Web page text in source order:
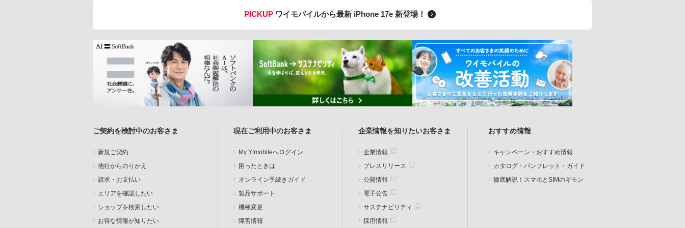
PICKUP ワイモバイルから最新 iPhone 17e 新登場！
ご契約を検討中のお客さま
新規ご契約
他社からのりかえ
請求・お支払い
エリアを確認したい
ショップを検索したい
お得な情報が知りたい
現在ご利用中のお客さま
My Y!mobileへログイン
困ったときは
オンライン手続きガイド
製品サポート
機種変更
障害情報
企業情報を知りたいお客さま
企業情報
プレスリリース
公開情報
電子公告
サステナビリティ
採用情報
おすすめ情報
キャンペーン・おすすめ情報
カタログ・パンフレット・ガイド
徹底解説！スマホとSIMのギモン